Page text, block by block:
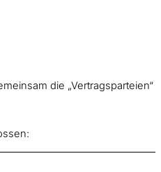
die „Vertragsparteien“